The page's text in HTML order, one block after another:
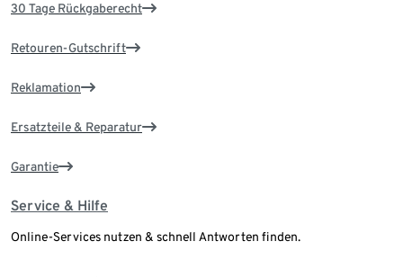
30 Tage Rückgaberecht
Retouren-Gutschrift
Reklamation
Ersatzteile & Reparatur
Garantie
Service & Hilfe
Online-Services nutzen & schnell Antworten finden.